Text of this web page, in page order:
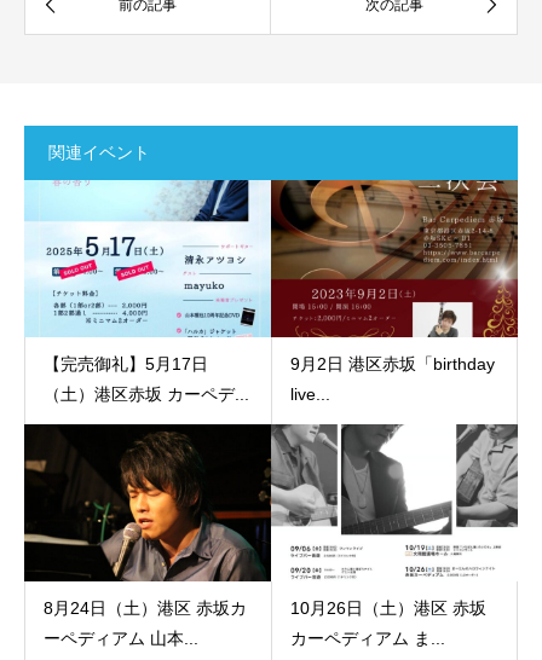
関連イベント
【完売御礼】5月17日
（土）港区赤坂 カーペデ...
9月2日 港区赤坂「birthday
live...
8月24日（土）港区 赤坂カ
ーペディアム 山本...
10月26日（土）港区 赤坂
カーペディアム ま...